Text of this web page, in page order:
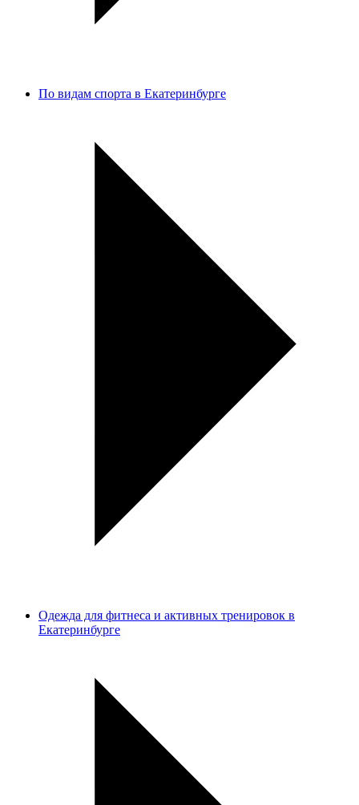
По видам спорта в Екатеринбурге
Одежда для фитнеса и активных тренировок в
Екатеринбурге